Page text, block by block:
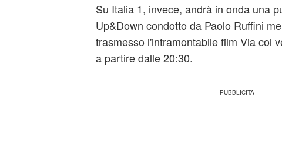
Su Italia 1, invece, andrà in onda una
Up&Down condotto da Paolo Ruffini
trasmesso l'intramontabile film Via col
a partire dalle 20:30.